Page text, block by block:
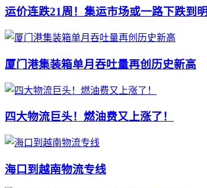
运价连跌21周！集运市场或一路下跌到明
厦门港集装箱单月吞吐量再创历史新高
四大物流巨头！燃油费又上涨了！
海口到越南物流专线